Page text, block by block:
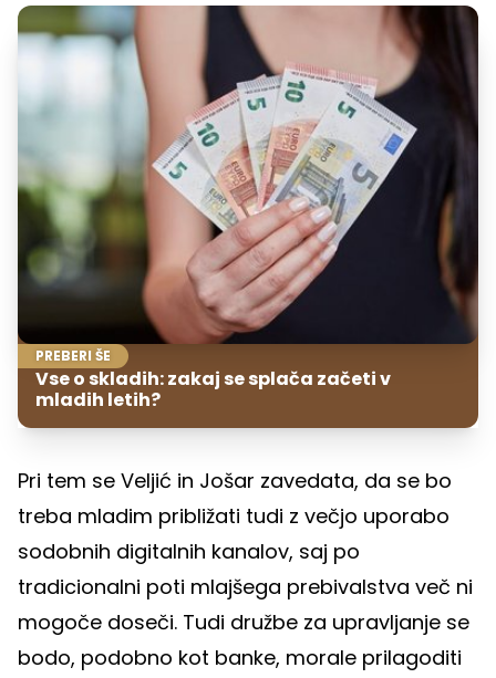
PREBERI ŠE
Vse o skladih: zakaj se splača začeti v
mladih letih?
Pri tem se Veljić in Jošar zavedata, da se bo
treba mladim približati tudi z večjo uporabo
sodobnih digitalnih kanalov, saj po
tradicionalni poti mlajšega prebivalstva več ni
mogoče doseči. Tudi družbe za upravljanje se
bodo, podobno kot banke, morale prilagoditi